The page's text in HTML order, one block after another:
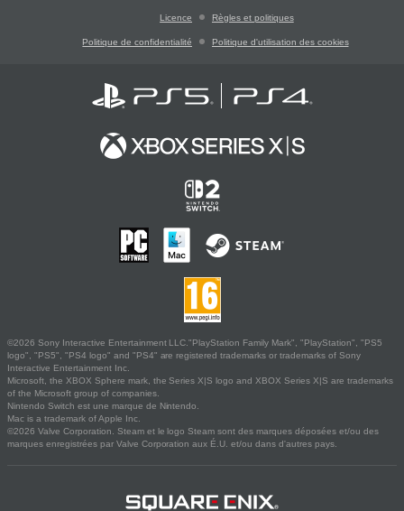
Licence Règles et politiques
Politique de confidentialité Politique d'utilisation des cookies
©2026 Sony Interactive Entertainment LLC."PlayStation Family Mark", "PlayStation", "PS5
logo", "PS5", "PS4 logo" and "PS4" are registered trademarks or trademarks of Sony
Interactive Entertainment Inc.
Microsoft, the XBOX Sphere mark, the Series X|S logo and XBOX Series X|S are trademarks
of the Microsoft group of companies.
Nintendo Switch est une marque de Nintendo.
Mac is a trademark of Apple Inc.
©2026 Valve Corporation. Steam et le logo Steam sont des marques déposées et/ou des
marques enregistrées par Valve Corporation aux É.U. et/ou dans d'autres pays.